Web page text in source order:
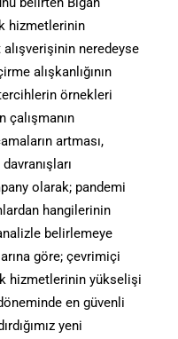
hizmetlerinin
neredeyse
alışkanlığının
örnekleri
çalışmanın
artması,
olarak; pandemi
hangilerinin
belirlemeye
göre; çevrimiçi
hizmetlerinin yükselişi
en güvenli
yeni